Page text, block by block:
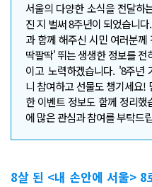
서울의 다양한 소식을 전달하
진 지 벌써 8주년이 되었습니
과 함께 해주신 시민 여러분
딱팔딱' 뛰는 생생한 정보를
이고 노력하겠습니다. '8주년
니 참여하고 선물도 챙기세요!
한 이벤트 정보도 함께 정리
에 많은 관심과 참여를 부탁드
8살 된 <내 손안에 서울>